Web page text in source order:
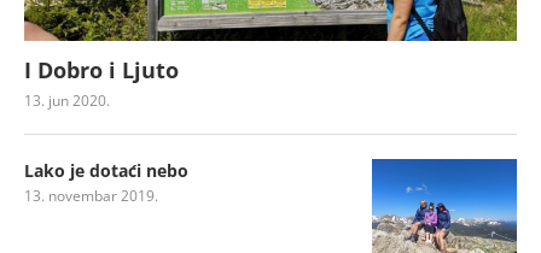
I Dobro i Ljuto
13. jun 2020.
Lako je dotaći nebo
13. novembar 2019.